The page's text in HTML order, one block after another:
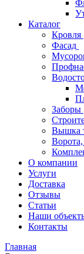
Каталог
Кровля
Фасад
Заборы
Вышка
Ворота,
О компании
Услуги
Доставка
Отзывы
Статьи
Наши
Контакты
Главная